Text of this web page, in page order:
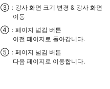
③：강사 화면 크기 변경 & 강사 화면
이동
④：페이지 넘김 버튼
이전 페이지로 돌아갑니다.
⑤：페이지 넘김 버튼
다음 페이지로 이동합니다.